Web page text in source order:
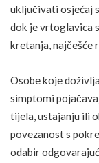
uključivati osjećaj
dok je vrtoglavica
kretanja, najčešće
Osobe koje
simptomi
tijela, ustajanju ili
povezanost s
odabir